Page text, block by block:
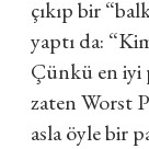
çıkıp bir
yaptı da:
Çünkü en iyi
zaten Worst
asla öyle bir